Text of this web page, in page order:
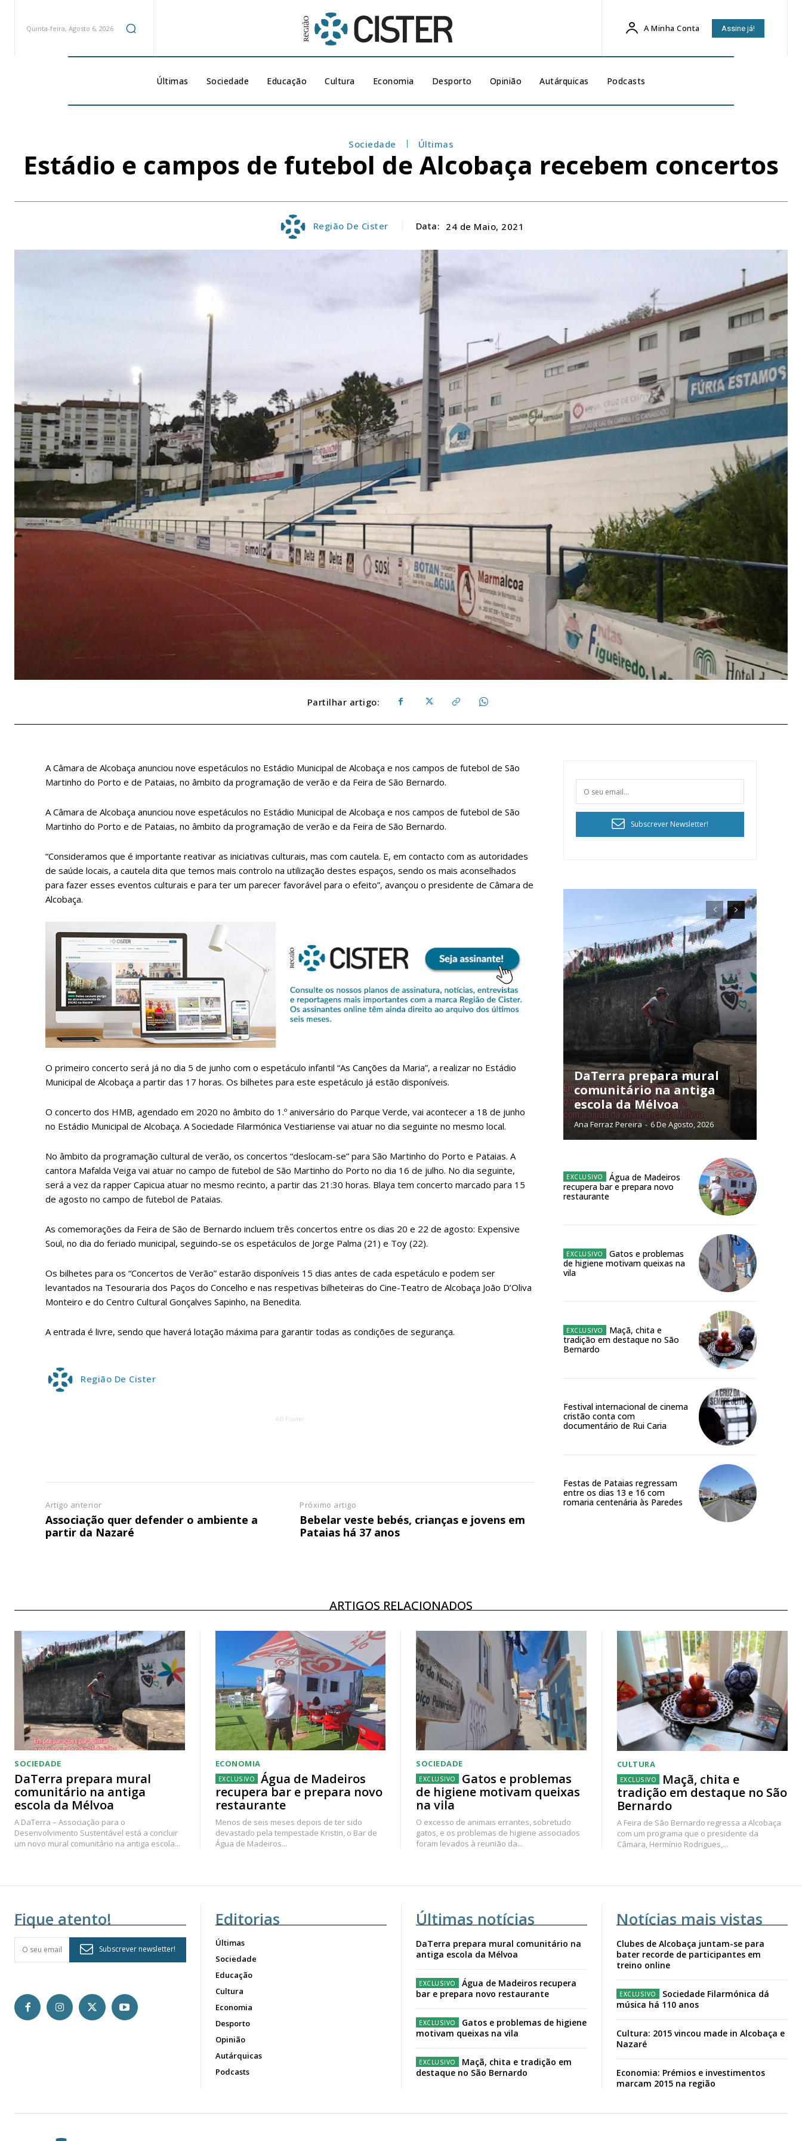
Planos de Assinatura
Faça-se assinante do Região de Cister e ajude-nos a manter este serviço público!
Sendo assinante terá acesso a todos os conteúdos exclusivos e versões digitais.
ASSINATURA
32€
12 meses
Edição em papel entregue à Quinta-feira
em sua casa
Acesso aos conteúdos Exclusivos para
assinantes
Escolha o plano
ASSINATURA
DIGITAL ANUAL
16
12 meses
Acesso ao conteúdo online
Acesso aos conteúdos Exclusivos para
Ofertas para assinatura anual
Quinta-feira, Agosto 6, 2026 A Minha Conta Assine já!
Últimas Sociedade Educação Cultura Economia Desporto Opinião Autárquicas Podcasts
Sociedade Últimas
Estádio e campos de futebol de Alcobaça recebem concertos
Região De Cister Data: 24 de Maio, 2021
Partilhar artigo:
A Câmara de Alcobaça anunciou nove espetáculos no Estádio Municipal de Alcobaça e nos campos de futebol de São
Martinho do Porto e de Pataias, no âmbito da programação de verão e da Feira de São Bernardo.
A Câmara de Alcobaça anunciou nove espetáculos no Estádio Municipal de Alcobaça e nos campos de futebol de São
Martinho do Porto e de Pataias, no âmbito da programação de verão e da Feira de São Bernardo.
“Consideramos que é importante reativar as iniciativas culturais, mas com cautela. E, em contacto com as autoridades
de saúde locais, a cautela dita que temos mais controlo na utilização destes espaços, sendo os mais aconselhados
para fazer esses eventos culturais e para ter um parecer favorável para o efeito”, avançou o presidente de Câmara de
Alcobaça.
O primeiro concerto será já no dia 5 de junho com o espetáculo infantil “As Canções da Maria”, a realizar no Estádio
Municipal de Alcobaça a partir das 17 horas. Os bilhetes para este espetáculo já estão disponíveis.
O concerto dos HMB, agendado em 2020 no âmbito do 1.º aniversário do Parque Verde, vai acontecer a 18 de junho
no Estádio Municipal de Alcobaça. A Sociedade Filarmónica Vestiariense vai atuar no dia seguinte no mesmo local.
No âmbito da programação cultural de verão, os concertos “deslocam-se” para São Martinho do Porto e Pataias. A
cantora Mafalda Veiga vai atuar no campo de futebol de São Martinho do Porto no dia 16 de julho. No dia seguinte,
será a vez da rapper Capicua atuar no mesmo recinto, a partir das 21:30 horas. Blaya tem concerto marcado para 15
de agosto no campo de futebol de Pataias.
As comemorações da Feira de São de Bernardo incluem três concertos entre os dias 20 e 22 de agosto: Expensive
Soul, no dia do feriado municipal, seguindo-se os espetáculos de Jorge Palma (21) e Toy (22).
Os bilhetes para os “Concertos de Verão” estarão disponíveis 15 dias antes de cada espetáculo e podem ser
levantados na Tesouraria dos Paços do Concelho e nas respetivas bilheteiras do Cine-Teatro de Alcobaça João D’Oliva
Monteiro e do Centro Cultural Gonçalves Sapinho, na Benedita.
A entrada é livre, sendo que haverá lotação máxima para garantir todas as condições de segurança.
Região De Cister
AD Footer
Artigo anterior
Associação quer defender o ambiente a
partir da Nazaré
Próximo artigo
Bebelar veste bebés, crianças e jovens em
Pataias há 37 anos
Subscrever Newsletter!
DaTerra prepara mural
comunitário na antiga
escola da Mélvoa
Ana Ferraz Pereira - 6 De Agosto, 2026
Água de Madeiros
recupera bar e prepara novo
restaurante
Gatos e problemas
de higiene motivam queixas na
vila
Maçã, chita e
tradição em destaque no São
Bernardo
Festival internacional de cinema
cristão conta com
documentário de Rui Caria
Festas de Pataias regressam
entre os dias 13 e 16 com
romaria centenária às Paredes
ARTIGOS RELACIONADOS
SOCIEDADE
DaTerra prepara mural
comunitário na antiga
escola da Mélvoa
A DaTerra – Associação para o
Desenvolvimento Sustentável está a concluir
um novo mural comunitário na antiga escola...
ECONOMIA
Água de Madeiros
recupera bar e prepara novo
restaurante
Menos de seis meses depois de ter sido
devastado pela tempestade Kristin, o Bar de
Água de Madeiros...
SOCIEDADE
Gatos e problemas
de higiene motivam queixas
na vila
O excesso de animais errantes, sobretudo
gatos, e os problemas de higiene associados
foram levados à reunião da...
CULTURA
Maçã, chita e
tradição em destaque no São
Bernardo
A Feira de São Bernardo regressa a Alcobaça
com um programa que o presidente da
Câmara, Hermínio Rodrigues,...
Fique atento!
Subscrever newsletter!
Editorias
Últimas
Sociedade
Educação
Cultura
Economia
Desporto
Opinião
Autárquicas
Podcasts
Últimas notícias
DaTerra prepara mural comunitário na
antiga escola da Mélvoa
Água de Madeiros recupera
bar e prepara novo restaurante
Gatos e problemas de higiene
motivam queixas na vila
Maçã, chita e tradição em
destaque no São Bernardo
Notícias mais vistas
Clubes de Alcobaça juntam-se para
bater recorde de participantes em
treino online
Sociedade Filarmónica dá
música há 110 anos
Cultura: 2015 vincou made in Alcobaça e
Nazaré
Economia: Prémios e investimentos
marcam 2015 na região